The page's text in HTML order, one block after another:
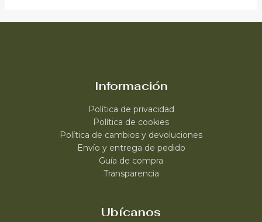
Información
Política de privacidad
Política de cookies
Política de cambios y devoluciones
Envío y entrega de pedido
Guía de compra
Transparencia
Ubícanos